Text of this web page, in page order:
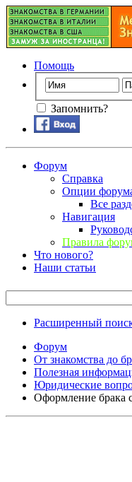
Помощь
Запомнить?
Форум
Справка
Опции
Все
Навигация
Правила
Что нового?
Наши статьи
Расширенный
Форум
От знакомства до
Полезная
Юридические
Оформление брака